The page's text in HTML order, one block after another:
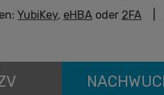
YubiKey, eHBA oder 2FA